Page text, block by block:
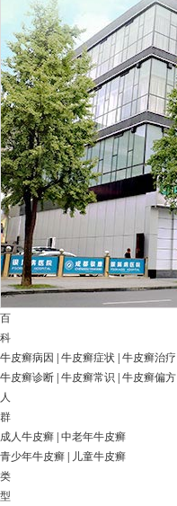
百
科
牛皮癣病因
牛皮癣症状 牛皮癣治疗
牛皮癣诊断 牛皮癣常识
牛皮癣偏方
人
群
成人牛皮癣 中老年牛皮癣
青少年牛皮癣
儿童牛皮癣
类
型